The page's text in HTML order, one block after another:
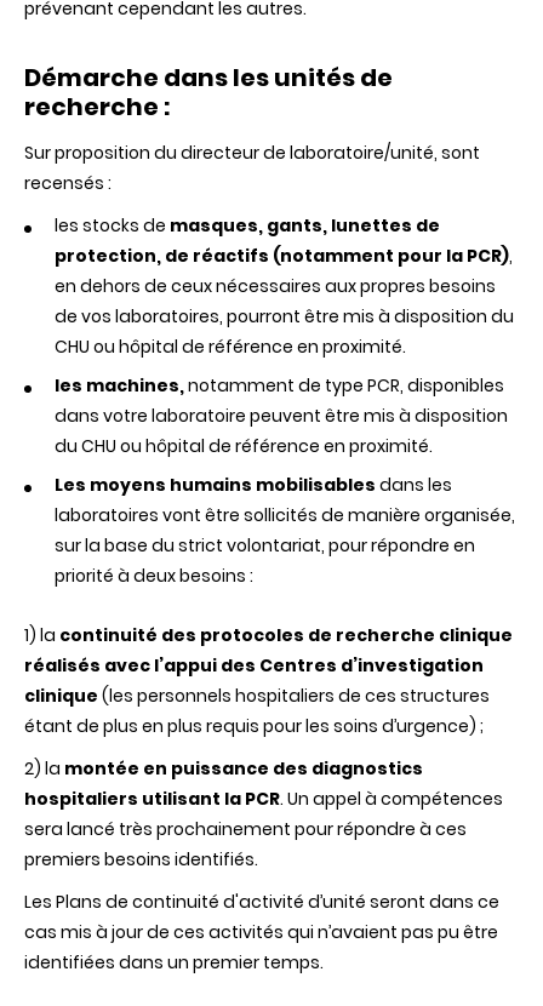
prévenant cependant les autres.
Démarche danslesunitésde
recherche :
Sur proposition du directeur de laboratoire/unité, sont
recensés :
les stocks de masques, gants, lunettes de
protection, de réactifs (notamment pour la PCR),
en dehors de ceux nécessaires aux propres besoins
de vos laboratoires, pourront être mis à disposition du
CHU ou hôpital de référence en proximité.
les machines,notamment de type PCR, disponibles
dans votre laboratoire peuvent être mis à disposition
du CHU ou hôpital de référence en proximité.
Les moyens humains mobilisables dans les
laboratoires vont être sollicités de manière organisée,
sur la base du strict volontariat, pour répondre en
priorité à deux besoins :
1) la continuité des protocoles de recherche clinique
réalisés avec l’appui des Centres d’investigation
clinique (les personnels hospitaliers de ces structures
étant de plus en plus requis pour les soins d’urgence) ;
2) la montée en puissance des diagnostics
hospitaliers utilisant la PCR. Un appel à compétences
sera lancé très prochainement pour répondre à ces
premiers besoins identifiés.
Les Plans de continuité d'activité d’unité seront dans ce
cas mis à jour de ces activités qui n’avaient pas pu être
identifiées dans un premier temps.